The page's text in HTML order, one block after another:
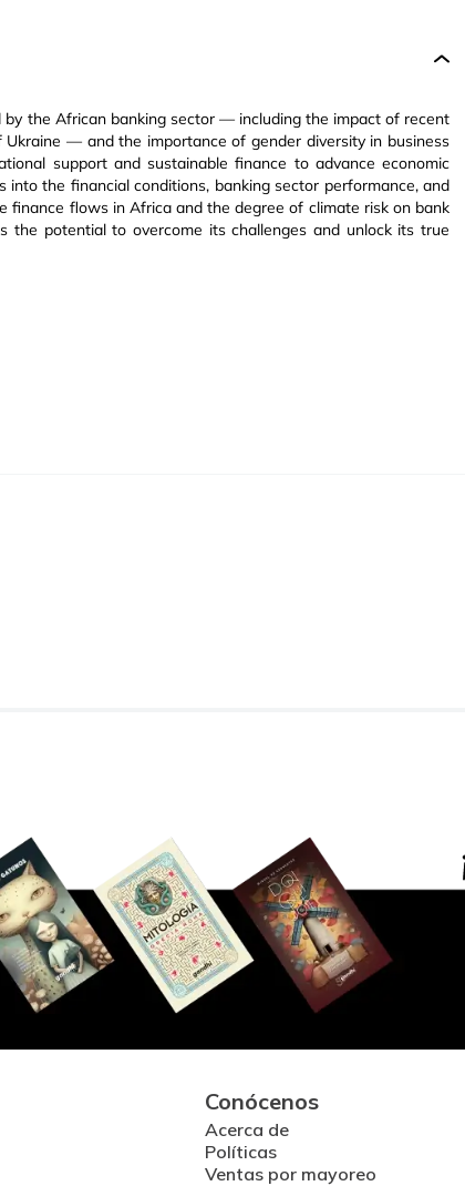
the African banking sector — including the impact of recent
— and the importance of gender diversity in business
support and sustainable finance to advance economic
the financial conditions, banking sector performance, and
flows in Africa and the degree of climate risk on bank
the potential to overcome its challenges and unlock its true
Conócenos
Acerca de
Políticas
Ventas por mayoreo